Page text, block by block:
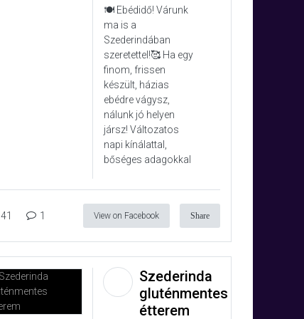
🍽️ Ebédidő! Várunk
ma is a
Szederindában
szeretettel!🥰 Ha egy
finom, frissen
készült, házias
ebédre vágysz,
nálunk jó helyen
jársz! Változatos
napi kínálattal,
bőséges adagokkal
41 1 View on Facebook Share
Szederinda
gluténmentes
étterem